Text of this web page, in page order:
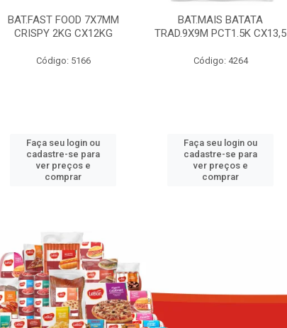
BAT.FAST FOOD 7X7MM
CRISPY 2KG CX12KG
Código: 5166
Faça seu login ou
cadastre-se para
ver preços e
comprar
BAT.MAIS BATATA
TRAD.9X9M PCT1.5K CX13,5
Código: 4264
Faça seu login ou
cadastre-se para
ver preços e
comprar